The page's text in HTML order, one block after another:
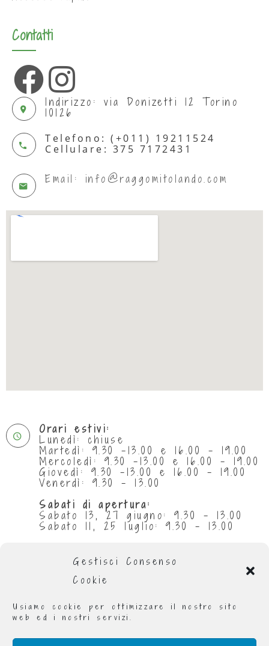
Gestisci Consenso
Cookie
Usiamo cookie per ottimizzare il nostro sito
web ed i nostri servizi.
Contatti
Indirizzo: via Donizetti 12 Torino
10126
Telefono: (+011) 19211524
Cellulare: 375 7172431
Email: info@raggomitolando.com
Orari estivi:
Lunedì: chiuse
Martedì: 9.30 -13.00 e 16.00 - 19.00
Mercoledì: 9.30 -13.00 e 16.00 - 19.00
Giovedì: 9.30 -13.00 e 16.00 - 19.00
Venerdì: 9.30 - 13.00
Sabati di apertura:
Sabato 13, 27 giugno: 9.30 - 13.00
Sabato 11, 25 luglio: 9.30 - 13.00
da 29 giugno al 5 luglio compresi
da 1 al 31 agosto compresi
Lunedì: 9.00 - 13.00 e 16.00 - 19.00
Martedì: 9.00 - 13.00 e 16.00 - 19.00
Giovedì: 9.00 - 13.00 e 16.00 - 19.00